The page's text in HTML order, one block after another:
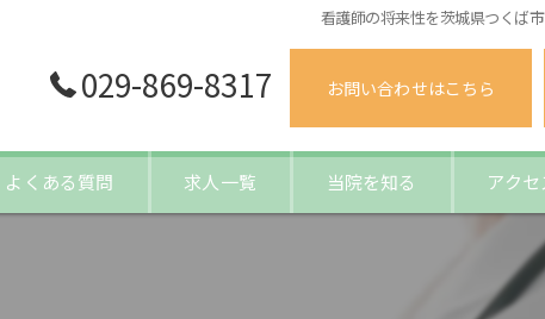
看護師の将来性を茨城県つくば
029-869-8317 お問い合わせはこちら
よくある質問 求人一覧 当院を知る アクセ